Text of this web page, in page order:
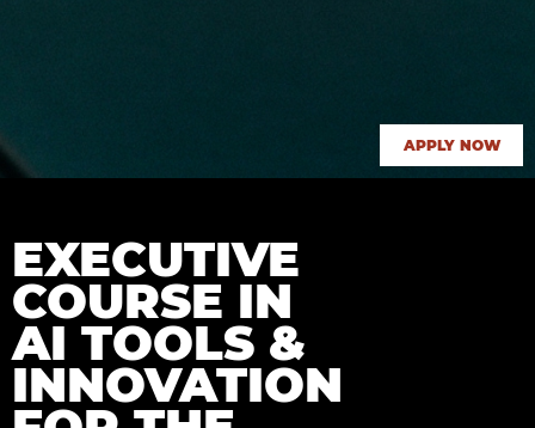
APPLY NOW
EXECUTIVE
COURSE IN
AI TOOLS &
INNOVATION